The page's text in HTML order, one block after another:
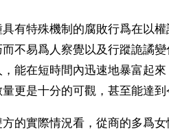
具有特殊機制的腐敗行爲在以
而不易爲人察覺以及行蹤詭譎
，能在短時間內迅速地暴富起
更是十分的可觀，甚至能達到
方的實際情況看，從商的多爲